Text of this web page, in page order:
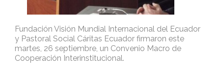
Fundación Visión Mundial Internacional del Ecuador
y Pastoral Social Cáritas Ecuador firmaron este
martes, 26 septiembre, un Convenio Macro de
Cooperación Interinstitucional.